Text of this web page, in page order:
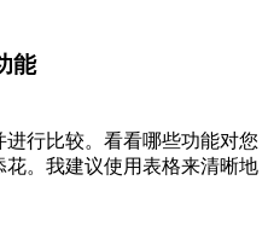
能
行比较。看看哪些功能对您
。我建议使用表格来清晰地